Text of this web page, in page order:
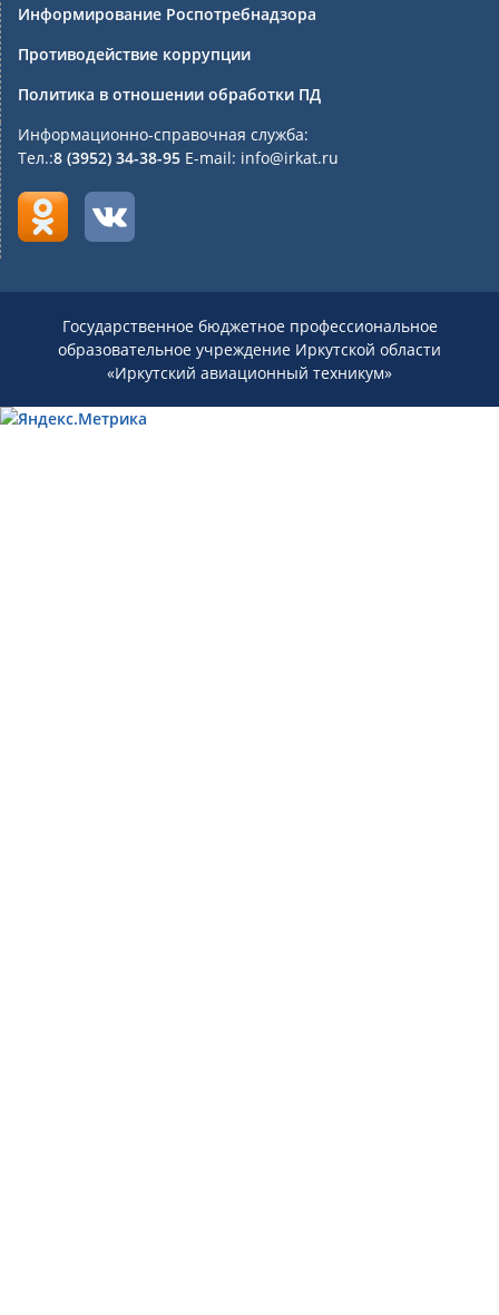
Информирование Роспотребнадзора
Противодействие коррупции
Политика в отношении обработки ПД
Информационно-справочная служба:
Тел.:8 (3952) 34-38-95 E-mail: info@irkat.ru
Государственное бюджетное профессиональное
образовательное учреждение Иркутской области
«Иркутский авиационный техникум»